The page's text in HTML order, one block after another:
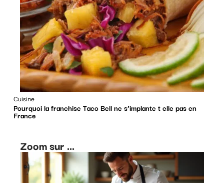
Cuisine
Pourquoi la franchise Taco Bell ne s’implante t elle pas en
France
Zoom sur ...